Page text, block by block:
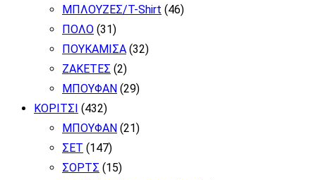
ΜΠΛΟΥΖΕΣ/T-Shirt (46)
ΠΟΛΟ (31)
ΠΟΥΚΑΜΙΣΑ (32)
ΖΑΚΕΤΕΣ (2)
ΜΠΟΥΦΑΝ (29)
ΚΟΡΙΤΣΙ (432)
ΜΠΟΥΦΑΝ (21)
ΣΕΤ (147)
ΣΟΡΤΣ (15)